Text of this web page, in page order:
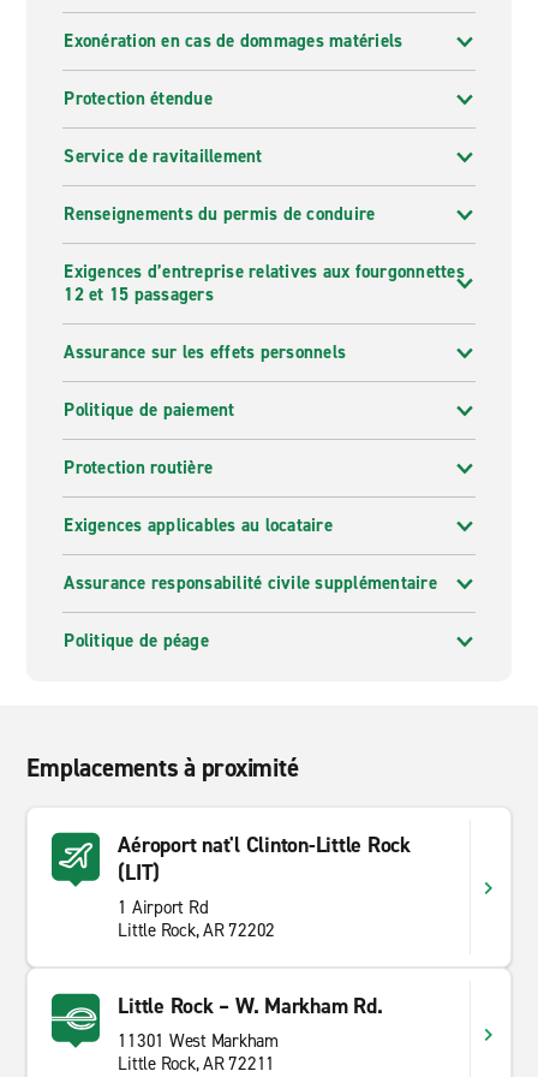
Exonération en cas de dommages matériels
Protection étendue
Service de ravitaillement
Renseignements du permis de conduire
Exigences d’entreprise relatives aux fourgonnettes
12 et 15 passagers
Assurance sur les effets personnels
Politique de paiement
Protection routière
Exigences applicables au locataire
Assurance responsabilité civile supplémentaire
Politique de péage
Emplacements à proximité
Aéroport nat'l Clinton-Little Rock
(LIT)
1 Airport Rd
Little Rock, AR 72202
Little Rock – W. Markham Rd.
11301 West Markham
Little Rock, AR 72211